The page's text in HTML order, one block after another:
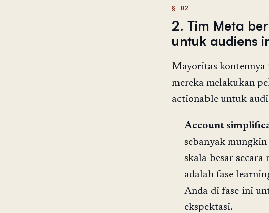
2. Tim Meta
untuk audiens
Mayoritas kontennya
mereka melakukan
actionable untuk
Account
sebanyak
skala besar
adalah fase
Anda di fase ini
ekspektasi.